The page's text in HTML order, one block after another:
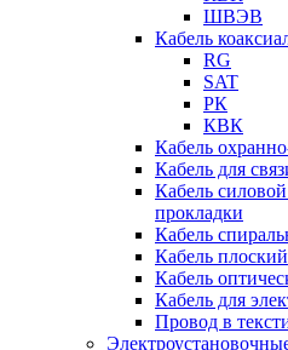
ШВЭВ
Кабель
RG
SAT
РК
КВК
Кабель
Кабель для
Кабель
прокладки
Кабель
Кабель плоский
Кабель
Кабель для
Провод в